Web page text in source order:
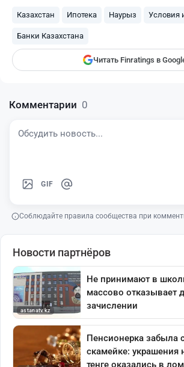
Казахстан Ипотека Наурыз Условия
Банки Казахстана
Читать Finratings в
Finratings
Комментарии 0
GIF
Соблюдайте правила сообщества при